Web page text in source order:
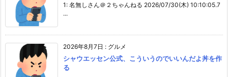
1: 名無しさん＠２ちゃんねる 2026/07/30(木) 10:10:05.7
...
2026年8月7日 : グルメ
シャウエッセン公式、こういうのでいいんだよ丼を作
る